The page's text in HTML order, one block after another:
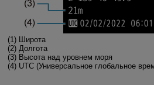
(1) Широта
(2) Долгота
(3) Высота над уровнем моря
(4) UTC (Универсальное глобальное